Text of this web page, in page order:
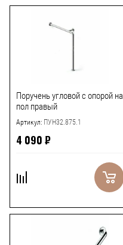
Поручень угловой с опорой на
пол правый
Артикул: ПУН32.875.1
4 090 ₽